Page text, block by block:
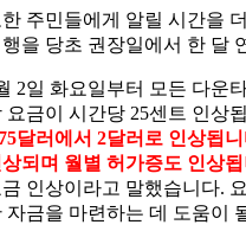
주민들에게 알릴 시간을
을 당초 권장일에서 한 달
2일 화요일부터 모든 다운
요금이 시간당 25센트 인상
달러에서 2달러로 인상됩
되며 월별 허가증도 인상
인상이라고 말했습니다.
자금을 마련하는 데 도움이